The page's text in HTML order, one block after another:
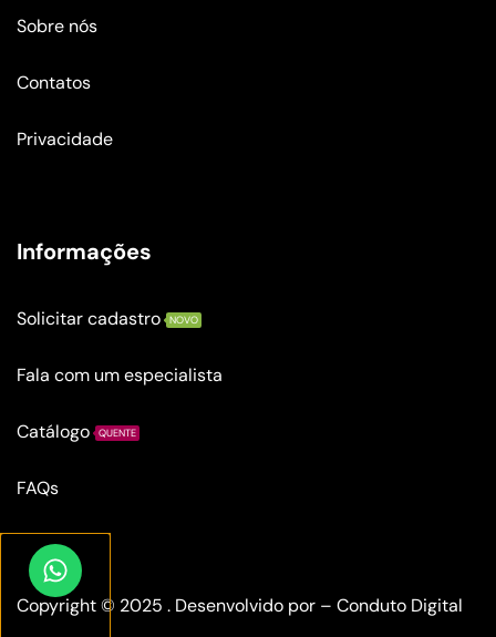
Sobre nós
Contatos
Privacidade
Informações
Solicitar cadastro NOVO
Fala com um especialista
Catálogo QUENTE
FAQs
Copyright © 2025 . Desenvolvido por – Conduto Digital